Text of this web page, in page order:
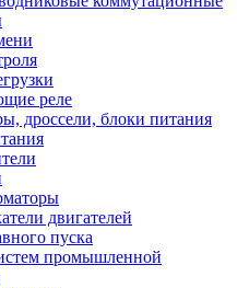
реле
дроссели, блоки питания
двигателей
пуска
промышленной